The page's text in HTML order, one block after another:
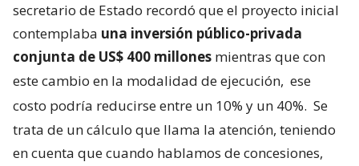
secretario de Estado recordó que el proyecto inicial
contemplaba una inversión público-privada
conjunta de US$ 400 millones mientras que con
este cambio en la modalidad de ejecución, ese
costo podría reducirse entre un 10% y un 40%. Se
trata de un cálculo que llama la atención, teniendo
en cuenta que cuando hablamos de concesiones,